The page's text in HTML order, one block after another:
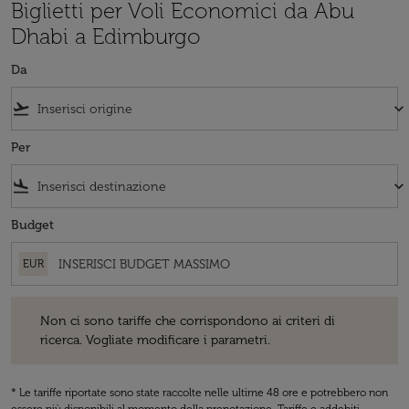
Biglietti per Voli Economici da Abu
Dhabi a Edimburgo
Da
flight_takeoff keyboard_arrow_down
Per
flight_land keyboard_arrow_down
Budget
EUR
Non ci sono tariffe che corrispondono ai criteri di
ricerca. Vogliate modificare i parametri.
* Le tariffe riportate sono state raccolte nelle ultime 48 ore e potrebbero non